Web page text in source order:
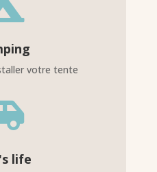
votre tente
life